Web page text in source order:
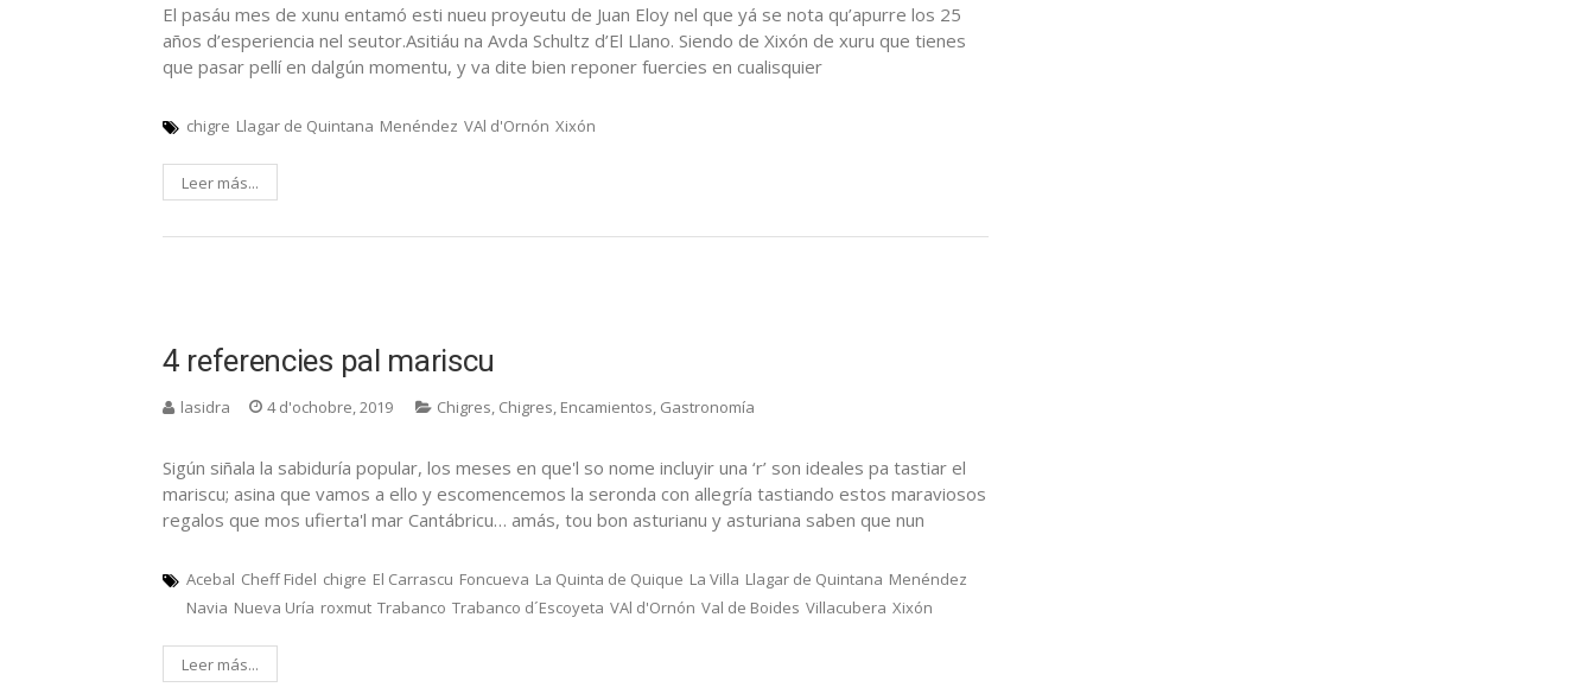
El pasáu mes de xunu entamó esti nueu proyeutu de Juan Eloy nel que yá se nota qu’apurre los 25
años d’esperiencia nel seutor.Asitiáu na Avda Schultz d’El Llano. Siendo de Xixón de xuru que tienes
que pasar pellí en dalgún momentu, y va dite bien reponer fuercies en cualisquier
chigre Llagar de Quintana Menéndez VAl d'Ornón Xixón
Leer más...
4 referencies pal mariscu
lasidra 4 d'ochobre, 2019 Chigres, Chigres, Encamientos, Gastronomía
Sigún siñala la sabiduría popular, los meses en que'l so nome incluyir una ‘r’ son ideales pa tastiar el
mariscu; asina que vamos a ello y escomencemos la seronda con allegría tastiando estos maraviosos
regalos que mos ufierta'l mar Cantábricu… amás, tou bon asturianu y asturiana saben que nun
Acebal Cheff Fidel chigre El Carrascu Foncueva La Quinta de Quique La Villa Llagar de Quintana Menéndez
Navia Nueva Uría roxmut Trabanco Trabanco d´Escoyeta VAl d'Ornón Val de Boides Villacubera Xixón
Leer más...